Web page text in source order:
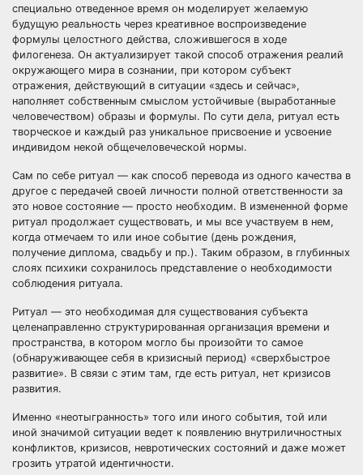
специально отведенное время он моделирует желаемую
будущую реальность через креативное воспроизведение
формулы целостного действа, сложившегося в ходе
филогенеза. Он актуализирует такой способ отражения реалий
окружающего мира в сознании, при котором субъект
отражения, действующий в ситуации «здесь и сейчас»,
наполняет собственным смыслом устойчивые (выработанные
человечеством) образы и формулы. По сути дела, ритуал есть
творческое и каждый раз уникальное присвоение и усвоение
индивидом некой общечеловеческой нормы.
Сам по себе ритуал — как способ перевода из одного качества в
другое с передачей своей личности полной ответственности за
это новое состояние — просто необходим. В измененной форме
ритуал продолжает существовать, и мы все участвуем в нем,
когда отмечаем то или иное событие (день рождения,
получение диплома, свадьбу и пр.). Таким образом, в глубинных
слоях психики сохранилось представление о необходимости
соблюдения ритуала.
Ритуал — это необходимая для существования субъекта
целенаправленно структурированная организация времени и
пространства, в котором могло бы произойти то самое
(обнаруживающее себя в кризисный период) «сверхбыстрое
развитие». В связи с этим там, где есть ритуал, нет кризисов
развития.
Именно «неотыгранность» того или иного события, той или
иной значимой ситуации ведет к появлению внутриличностных
конфликтов, кризисов, невротических состояний и даже может
грозить утратой идентичности.